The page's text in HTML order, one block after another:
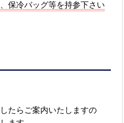
保冷バッグ等を持参下さい
たらご案内いたしますの